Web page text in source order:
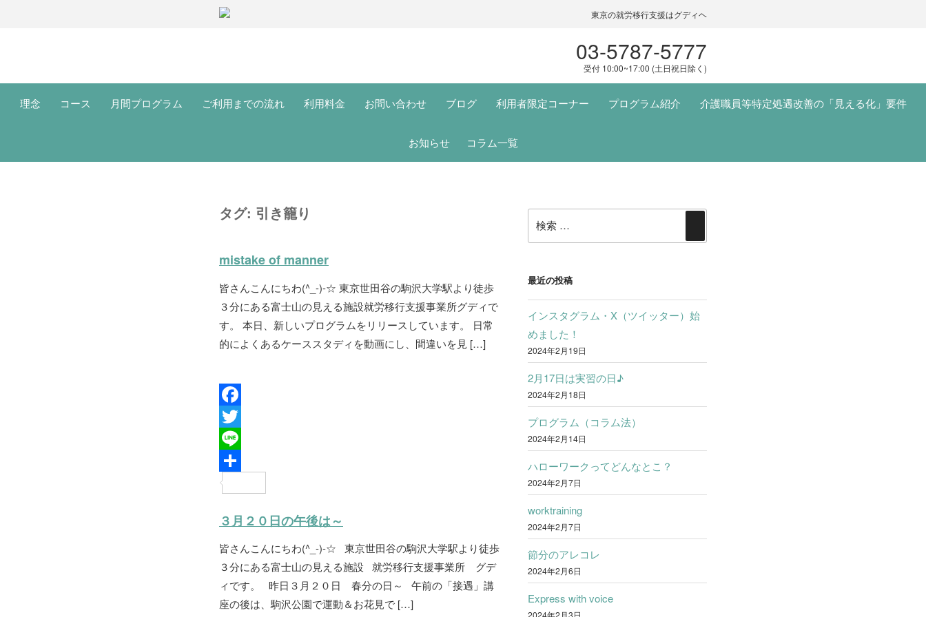
東京の就労移行支援はグディヘ
03-5787-5777
受付 10:00~17:00 (土日祝日除く)
理念 コース 月間プログラム ご利用までの流れ 利用料金 お問い合わせ ブログ 利用者限定コーナー プログラム紹介 介護職員等特定処遇改善の「見える化」要件
お知らせ コラム一覧
タグ: 引き籠り
mistake of manner
皆さんこんにちわ(^_-)-☆ 東京世田谷の駒沢大学駅より徒歩
３分にある富士山の見える施設就労移行支援事業所グディで
す。 本日、新しいプログラムをリリースしています。 日常
的によくあるケーススタディを動画にし、間違いを見 […]
F
a
c
e
o
o
k
T
w
i
t
e
r
L
i
e３月２０日の午後は～
皆さんこんにちわ(^_-)-☆ 東京世田谷の駒沢大学駅より徒歩
３分にある富士山の見える施設 就労移行支援事業所 グデ
ィです。 昨日３月２０日 春分の日～ 午前の「接遇」講
座の後は、駒沢公園で運動＆お花見で […]
索:
索
最近の投稿
インスタグラム・X（ツイッター）始
めました！
2024年2月19日
2月17日は実習の日♪
2024年2月18日
プログラム（コラム法）
2024年2月14日
ハローワークってどんなとこ？
2024年2月7日
worktraining
2024年2月7日
節分のアレコレ
2024年2月6日
Express with voice
2024年2月3日